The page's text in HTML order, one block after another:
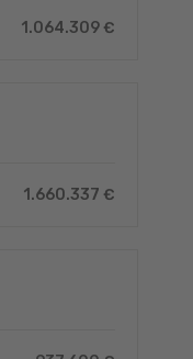
1.064.309 €
1.660.337 €